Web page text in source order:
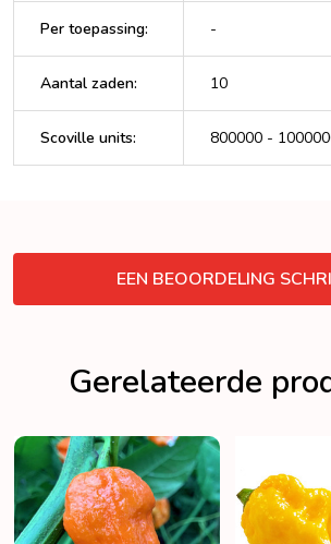
Per toepassing: -
Aantal zaden: 10
Scoville units: 800000 -
EEN BEOORDELING
Gerelateerde